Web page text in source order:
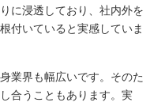
に浸透しており、社内外を
付いていると実感していま
業界も幅広いです。そのた
合うこともあります。実